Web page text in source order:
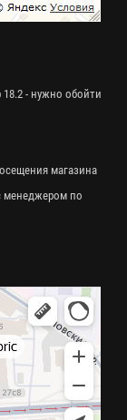
18.2 - нужно обойти
магазина
менеджером по